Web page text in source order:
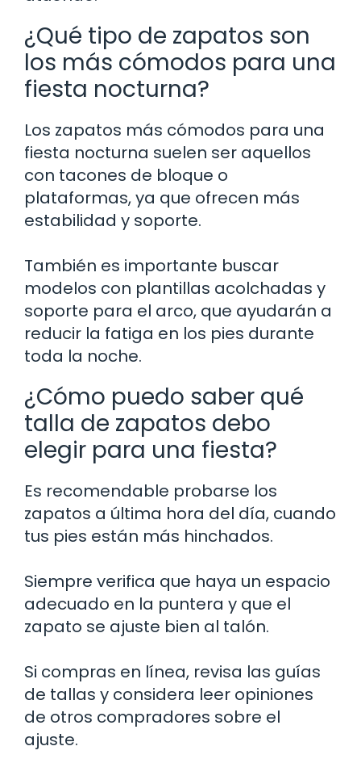
¿Qué tipo de zapatos son
los más cómodos para una
fiesta nocturna?
Los zapatos más cómodos para una
fiesta nocturna suelen ser aquellos
con tacones de bloque o
plataformas, ya que ofrecen más
estabilidad y soporte.
También es importante buscar
modelos con plantillas acolchadas y
soporte para el arco, que ayudarán a
reducir la fatiga en los pies durante
toda la noche.
¿Cómo puedo saber qué
talla de zapatos debo
elegir para una fiesta?
Es recomendable probarse los
zapatos a última hora del día, cuando
tus pies están más hinchados.
Siempre verifica que haya un espacio
adecuado en la puntera y que el
zapato se ajuste bien al talón.
Si compras en línea, revisa las guías
de tallas y considera leer opiniones
de otros compradores sobre el
ajuste.